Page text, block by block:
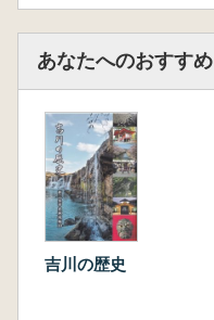
あなたへのおすすめ
吉川の歴史